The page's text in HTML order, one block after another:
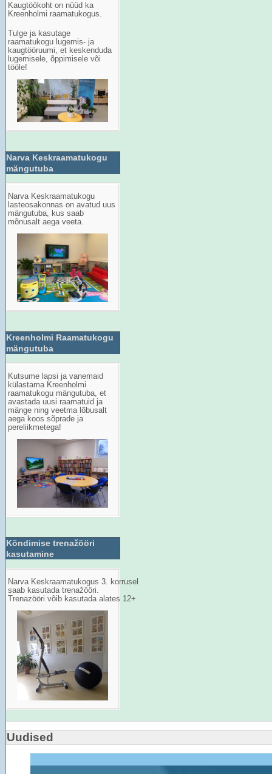
Kaugtöökoht on nüüd ka
Kreenholmi raamatukogus.
Tulge ja kasutage
raamatukogu lugemis- ja
kaugtööruumi, et keskenduda
lugemisele, õppimisele või
tööle!
Narva Keskraamatukogu
mängutuba
Narva Keskraamatukogu
lasteosakonnas on avatud uus
mängutuba, kus saab
mõnusalt aega veeta.
Kreenholmi Raamatukogu
mängutuba
Kutsume lapsi ja vanemaid
külastama Kreenholmi
raamatukogu mängutuba, et
avastada uusi raamatuid ja
mänge ning veetma lõbusalt
aega koos sõprade ja
pereliikmetega!
Kõndimise trenažööri
kasutamine
Narva Keskraamatukogus 3. korrusel
saab kasutada trenažööri.
Trenazööri võib kasutada alates 12+
Uudised